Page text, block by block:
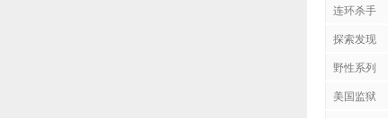
连环杀手
探索发现
野性系列
美国监狱